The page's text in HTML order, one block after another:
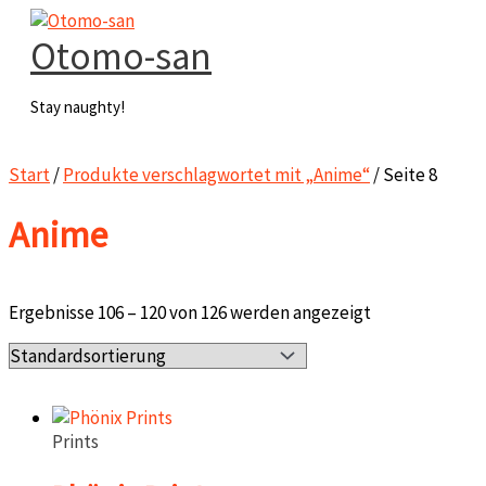
Zum
Inhalt
springen
Otomo-san
Stay naughty!
Start/Produkte verschlagwortet mit „Anime“/ Seite 8
Anime
Ergebnisse 106 – 120 von 126 werden angezeigt
Prints